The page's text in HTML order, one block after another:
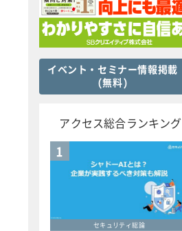
イベント・セミナー情報掲載
(無料)
アクセス総合ランキング
1
セキュリティ総論